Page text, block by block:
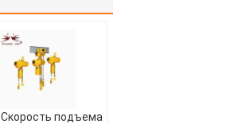
Скорость подъема